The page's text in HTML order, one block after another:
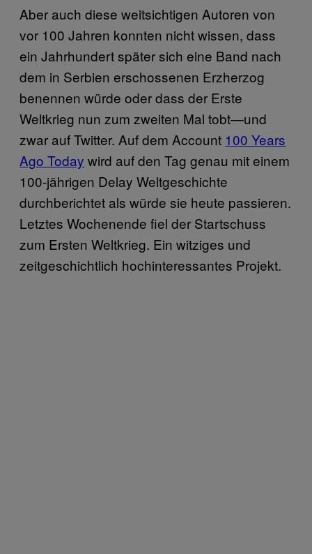
Aber auch diese weitsichtigen Autoren von
vor 100 Jahren konnten nicht wissen, dass
ein Jahrhundert später sich eine Band nach
dem in Serbien erschossenen Erzherzog
benennen würde oder dass der Erste
Weltkrieg nun zum zweiten Mal tobt—und
zwar auf Twitter. Auf dem Account 100 Years
Ago Today wird auf den Tag genau mit einem
100-jährigen Delay Weltgeschichte
durchberichtet als würde sie heute passieren.
Letztes Wochenende fiel der Startschuss
zum Ersten Weltkrieg. Ein witziges und
zeitgeschichtlich hochinteressantes Projekt.